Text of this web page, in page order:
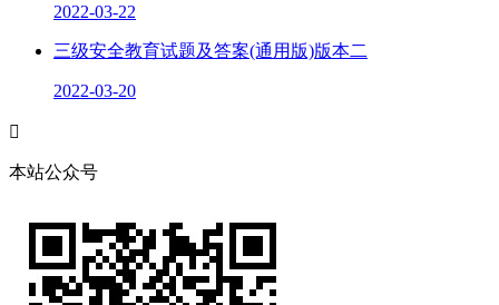
2022-03-22
三级安全教育试题及答案(通用版)版本二
2022-03-20

本站公众号